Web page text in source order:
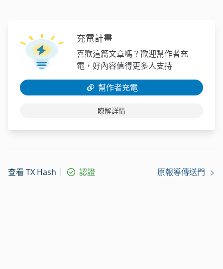
充電計畫
喜歡這篇文章嗎？歡迎幫作者充
電，好內容值得更多人支持
幫作者充電
瞭解詳情
查看 TX Hash 認證 原報導傳送門